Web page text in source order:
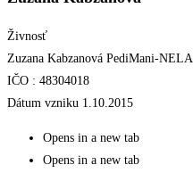
Živnosť
Zuzana Kabzanová PediMani-NELA
IČO : 48304018
Dátum vzniku 1.10.2015
Opens in a new tab
Opens in a new tab